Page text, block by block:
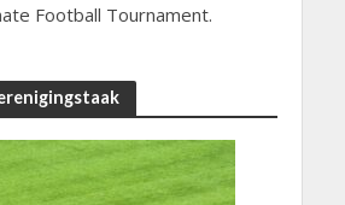
Football Tournament.